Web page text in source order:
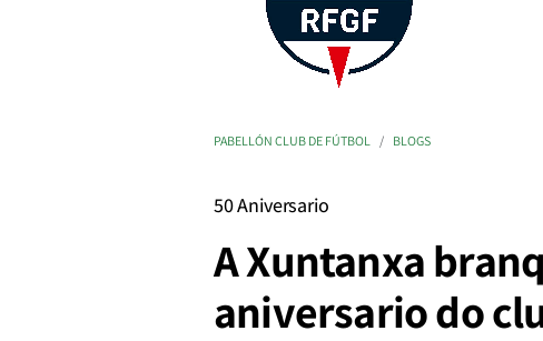
PABELLÓN CLUB DE FÚTBOL BLOGS
50 Aniversario
A Xuntanxa
aniversario do